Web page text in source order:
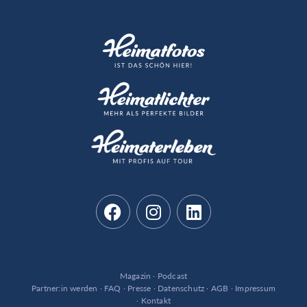
Magazin · Podcast
Partner:in werden · FAQ · Presse · Datenschutz · AGB · Impressum
· Kontakt